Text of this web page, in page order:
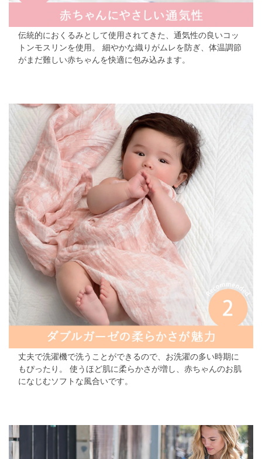
伝統的におくるみとして使用されてきた、通気性の良いコッ
トンモスリンを使用。 細やかな織りがムレを防ぎ、体温調節
がまだ難しい赤ちゃんを快適に包み込みます。
丈夫で洗濯機で洗うことができるので、お洗濯の多い時期に
もぴったり。 使うほど肌に柔らかさが増し、赤ちゃんのお肌
になじむソフトな風合いです。